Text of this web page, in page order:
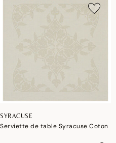
SYRACUSE
Serviette de table Syracuse Coton